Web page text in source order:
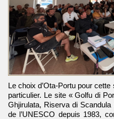
Le choix d’Ota-Portu pour cette session maritime prend un relief
particulier. Le site « Golfu di
Ghjirulata, Riserva di
de l’UNESCO depuis 1983,